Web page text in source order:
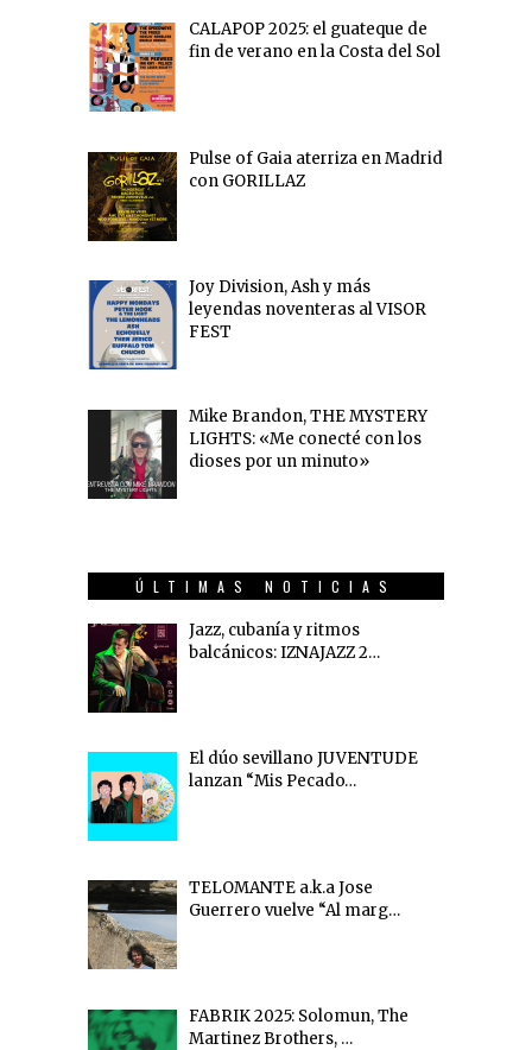
CALAPOP 2025: el guateque de
fin de verano en la Costa del Sol
Pulse of Gaia aterriza en Madrid
con GORILLAZ
Joy Division, Ash y más
leyendas noventeras al VISOR
FEST
Mike Brandon, THE MYSTERY
LIGHTS: «Me conecté con los
dioses por un minuto»
ÚLTIMAS NOTICIAS
Jazz, cubanía y ritmos
balcánicos: IZNAJAZZ 2…
El dúo sevillano JUVENTUDE
lanzan “Mis Pecado…
TELOMANTE a.k.a Jose
Guerrero vuelve “Al marg…
FABRIK 2025: Solomun, The
Martinez Brothers, …